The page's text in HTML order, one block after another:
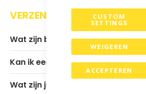
ACCEPTEREN
CUSTOM
SETTINGS
WEIGEREN
VERZENDEN EN RETOURNEREN
Wat zijn bij jullie de levertijden?
Kan ik een sample aanvragen?
Wat zijn jullie verzendkosten?